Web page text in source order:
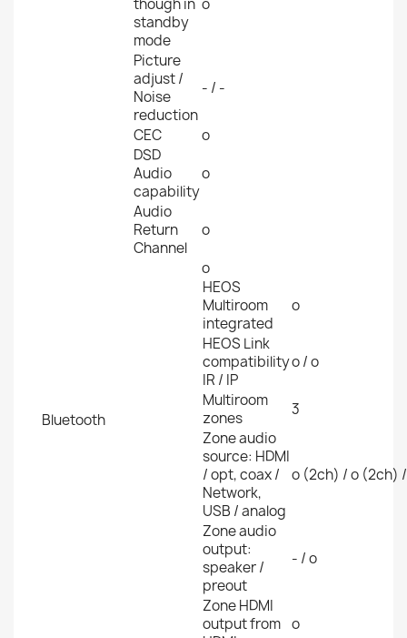
Bluetooth
though in
standby
mode
o
Picture
adjust /
Noise
reduction
- / -
CEC
o
DSD
Audio
capability
o
Audio
Return
Channel
o
o
HEOS
Multiroom
integrated
o
HEOS Link
compatibility
IR / IP
o / o
Multiroom
zones
3
Zone audio
source: HDMI
/ opt, coax /
Network,
USB / analog
o (2ch) / o (2ch)
Zone audio
output:
speaker /
preout
- / o
Zone HDMI
output from o